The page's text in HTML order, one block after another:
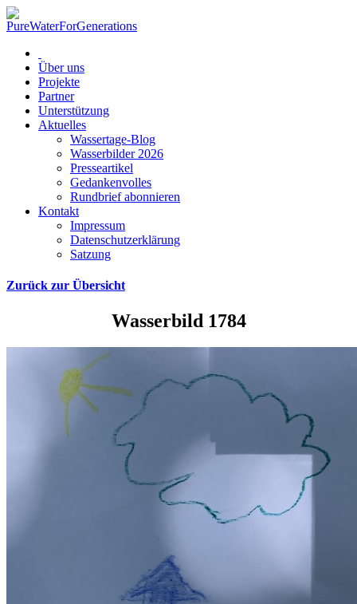
Über uns
Projekte
Partner
Unterstützung
Aktuelles
Wassertage-Blog
Wasserbilder 2026
Presseartikel
Gedankenvolles
Rundbrief abonnieren
Kontakt
Impressum
Datenschutzerklärung
Satzung
Zurück zur Übersicht
Wasserbild 1784